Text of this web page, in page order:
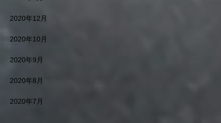
2020年12月
2020年10月
2020年9月
2020年8月
2020年7月